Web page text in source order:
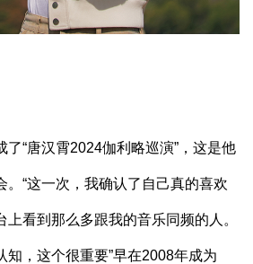
“唐汉霄2024伽利略巡演”，这是他
。“这一次，我确认了自己真的喜欢
看到那么多跟我的音乐同频的人。
知，这个很重要”早在2008年成为